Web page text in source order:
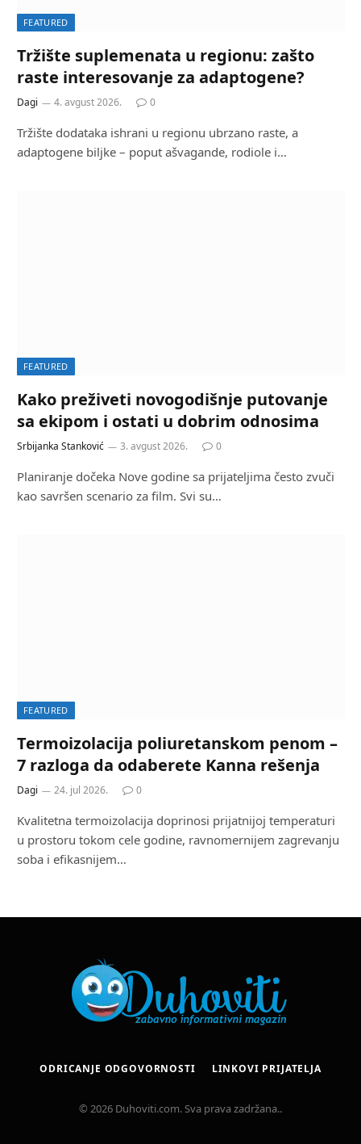
FEATURED
Tržište suplemenata u regionu: zašto
raste interesovanje za adaptogene?
Dagi 4. avgust 2026. 0
Tržište dodataka ishrani u regionu ubrzano raste, a
adaptogene biljke – poput ašvagande, rodiole i…
FEATURED
Kako preživeti novogodišnje putovanje
sa ekipom i ostati u dobrim odnosima
Srbijanka Stanković 3. avgust 2026. 0
Planiranje dočeka Nove godine sa prijateljima često zvuči
kao savršen scenario za film. Svi su…
FEATURED
Termoizolacija poliuretanskom penom –
7 razloga da odaberete Kanna rešenja
Dagi 24. jul 2026. 0
Kvalitetna termoizolacija doprinosi prijatnijoj temperaturi
u prostoru tokom cele godine, ravnomernijem zagrevanju
soba i efikasnijem…
ODRICANJE ODGOVORNOSTI LINKOVI PRIJATELJA
© 2026 Duhoviti.com. Sva prava zadržana..